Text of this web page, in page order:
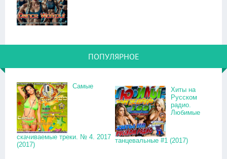
ПОПУЛЯРНОЕ
Самые
скачиваемые треки. № 4. 2017
(2017)
Хиты на
Русском
радио.
Любимые
танцевальные #1 (2017)